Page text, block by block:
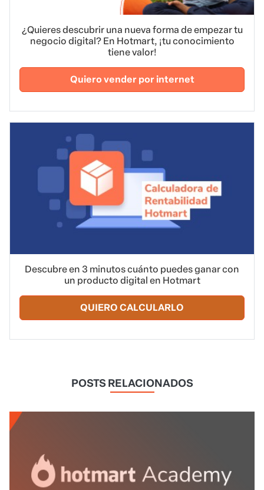
¿Quieres descubrir una nueva forma de empezar tu
negocio digital? En Hotmart, ¡tu conocimiento
tiene valor!
Quiero vender por internet
Descubre en 3 minutos cuánto puedes ganar con
un producto digital en Hotmart
QUIERO CALCULARLO
POSTS RELACIONADOS